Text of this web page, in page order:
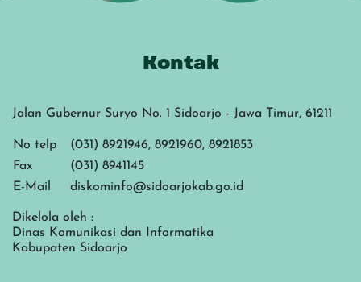
Kontak
Jalan Gubernur Suryo No. 1 Sidoarjo - Jawa Timur, 61211
No telp
(031) 8921946, 8921960, 8921853
Fax
(031) 8941145
E-Mail
diskominfo@sidoarjokab.go.id
Dikelola oleh :
Dinas Komunikasi dan Informatika
Kabupaten Sidoarjo